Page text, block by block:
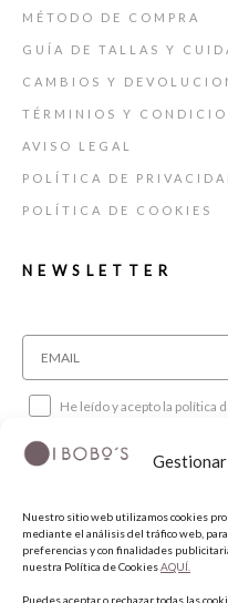
Nuestro sitio web utilizamos cookies
mediante el análisis del tráfico web,
preferencias y con finalidades
nuestra Política de CookiesAQUÍ.
Puedes aceptar o rechazar todas las
MÉTODO DE COMPRA
GUÍA DE TALLAS Y
CAMBIOS Y
TÉRMINIOS Y
AVISO LEGAL
POLÍTICA DE
POLÍTICA DE COOKIES
NEWSLETTER
He leído y acepto la política
SÍGUENOS